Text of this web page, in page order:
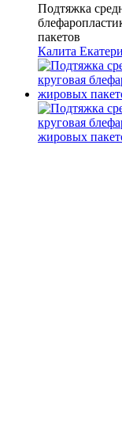
Подтяжка
пакетов
Калита